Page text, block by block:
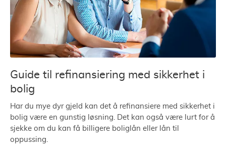
Guide til refinansiering med sikkerhet i
bolig
Har du mye dyr gjeld kan det å refinansiere med sikkerhet i
bolig være en gunstig løsning. Det kan også være lurt for å
sjekke om du kan få billigere boliglån eller lån til
oppussing.